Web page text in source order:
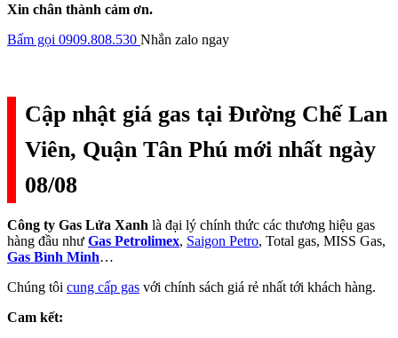
Xin chân thành cảm ơn.
Bấm gọi 0909.808.530 Nhắn zalo ngay
Cập nhật giá gas tại Đường Chế Lan
Viên, Quận Tân Phú mới nhất ngày
08/08
Công ty Gas Lửa Xanh là đại lý chính thức các thương hiệu gas
hàng đầu như Gas Petrolimex, Saigon Petro, Total gas, MISS Gas,
Gas Bình Minh…
Chúng tôi cung cấp gas với chính sách giá rẻ nhất tới khách hàng.
Cam kết: